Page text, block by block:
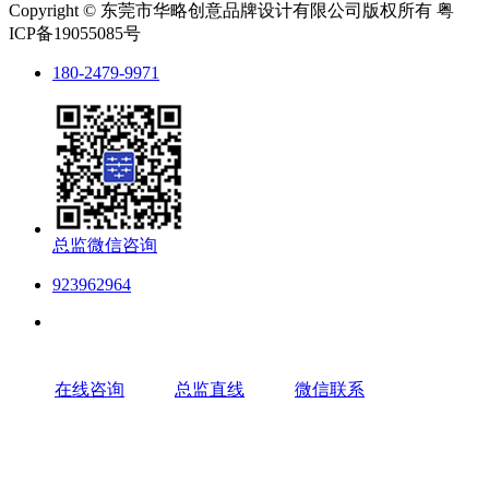
Copyright © 东莞市华略创意品牌设计有限公司版权所有 粤
ICP备19055085号
180-2479-9971
总监微信咨询
923962964
在线咨询 总监直线 微信联系